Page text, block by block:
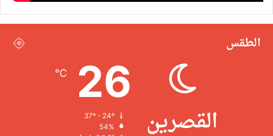
الطقس
القصرين
26
℃
54%